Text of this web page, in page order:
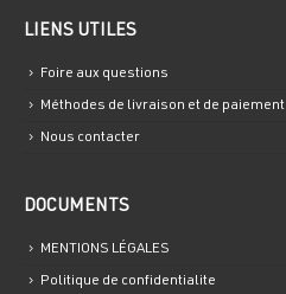
LIENS UTILES
Foire aux questions
Méthodes de livraison et de paiement
Nous contacter
DOCUMENTS
MENTIONS LÉGALES
Politique de confidentialite